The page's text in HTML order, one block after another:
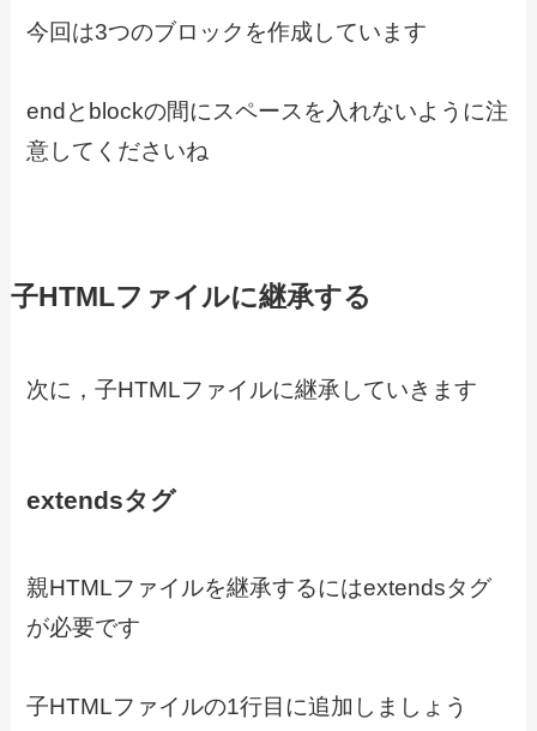
今回は3つのブロックを作成しています
endとblockの間にスペースを入れないように注
意してくださいね
子HTMLファイルに継承する
次に，子HTMLファイルに継承していきます
extendsタグ
親HTMLファイルを継承するにはextendsタグ
が必要です
子HTMLファイルの1行目に追加しましょう